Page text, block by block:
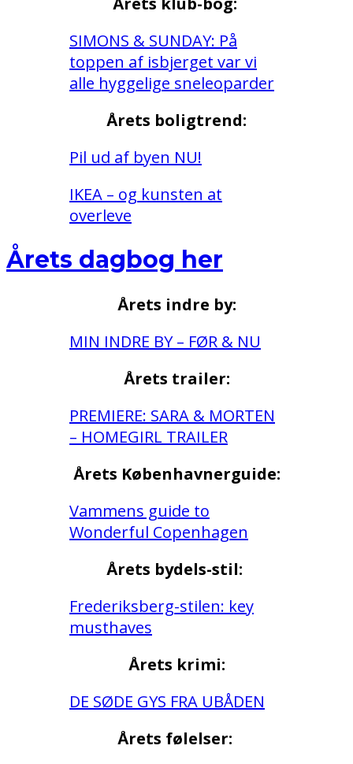
SIMONS & SUNDAY: På
toppen af isbjerget var vi
alle hyggelige sneleoparder
Årets boligtrend:
Pil ud af byen NU!
IKEA – og kunsten at
overleve
Årets dagbog her
Årets indre by:
MIN INDRE BY – FØR & NU
Årets trailer:
PREMIERE: SARA & MORTEN
– HOMEGIRL TRAILER
Årets Københavnerguide:
Vammens guide to
Wonderful Copenhagen
Årets bydels-stil:
Frederiksberg-stilen: key
musthaves
Årets krimi:
DE SØDE GYS FRA UBÅDEN
Årets følelser: